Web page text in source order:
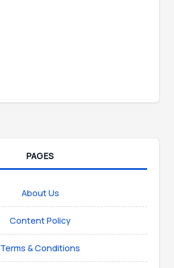
PAGES
About Us
Content Policy
Terms & Conditions